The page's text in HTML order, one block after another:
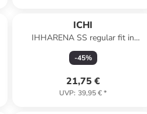
ICHI
IHHARENA SS regular fit in
Snapdragon
-45%
21,75 €
UVP: 39,95 €*